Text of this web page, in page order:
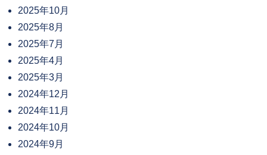
2025年10月
2025年8月
2025年7月
2025年4月
2025年3月
2024年12月
2024年11月
2024年10月
2024年9月